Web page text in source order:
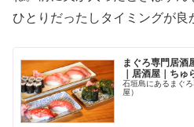
ひとりだったしタイミングが良
まぐろ専門居酒
｜居酒屋｜ちゅ
石垣島にあるまぐ
屋）